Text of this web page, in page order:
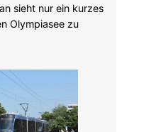
sieht nur ein kurzes
Olympiasee zu